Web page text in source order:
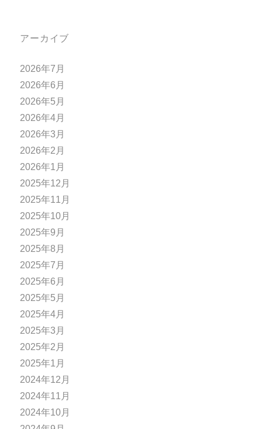
アーカイブ
2026年7月
2026年6月
2026年5月
2026年4月
2026年3月
2026年2月
2026年1月
2025年12月
2025年11月
2025年10月
2025年9月
2025年8月
2025年7月
2025年6月
2025年5月
2025年4月
2025年3月
2025年2月
2025年1月
2024年12月
2024年11月
2024年10月